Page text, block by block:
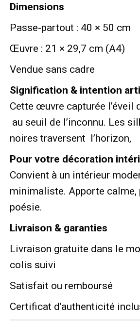
Dimensions
Passe-partout : 40 × 50 cm
Œuvre : 21 × 29,7 cm (A4)
Vendue sans cadre
Signification & intention
Cette œuvre capturée l’éveil
au seuil de l’inconnu. Les
noires traversent l’horizon,
Pour votre décoration
Convient à un intérieur
minimaliste. Apporte calme,
poésie.
Livraison & garanties
Livraison gratuite dans le
colis suivi
Satisfait ou remboursé
Certificat d’authenticité